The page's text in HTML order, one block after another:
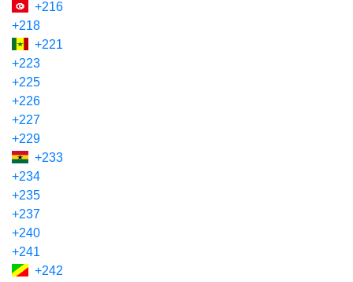
+216
+218
+221
+223
+225
+226
+227
+229
+233
+234
+235
+237
+240
+241
+242